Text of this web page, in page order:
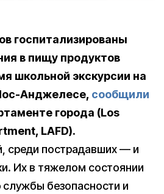
госпитализированы
в пищу продуктов
школьной экскурсии на
Анджелесе, сообщили
города (Los
LAFD).
среди пострадавших — и
Их в тяжелом состоянии
безопасности и